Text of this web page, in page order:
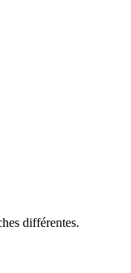
différentes.